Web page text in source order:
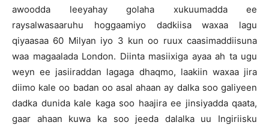
awoodda leeyahay golaha xukuumadda ee
raysalwasaaruhu hoggaamiyo dadkiisa waxaa lagu
qiyaasaa 60 Milyan iyo 3 kun oo ruux caasimaddiisuna
waa magaalada London. Diinta masiixiga ayaa ah ta ugu
weyn ee jasiiraddan lagaga dhaqmo, laakiin waxaa jira
diimo kale oo badan oo asal ahaan ay dalka soo galiyeen
dadka dunida kale kaga soo haajira ee jinsiyadda qaata,
gaar ahaan kuwa ka soo jeeda dalalka uu Ingiriisku